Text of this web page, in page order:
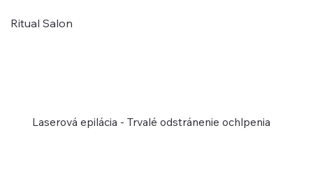
Ritual Salon
Laserová epilácia - Trvalé odstránenie ochlpenia